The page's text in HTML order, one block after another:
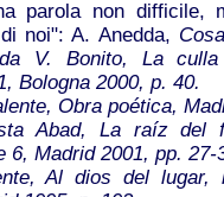
parola non difficile,
noi": A. Anedda,
V. Bonito, La
Bologna 2000, p. 40.
Obra poética,
Abad, La raíz del
6, Madrid 2001, pp. 27-
Al dios del lugar,